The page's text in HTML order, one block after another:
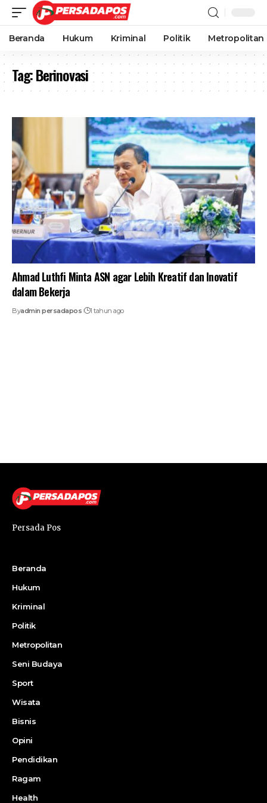
Beranda Hukum Kriminal Politik Metropolitan
Tag:Berinovasi
Ahmad Luthfi Minta ASN agar Lebih Kreatif dan Inovatif
dalam Bekerja
Byadmin persadapos 1 tahun ago
Persada Pos
Beranda
Hukum
Kriminal
Politik
Metropolitan
Seni Budaya
Sport
Wisata
Bisnis
Opini
Pendidikan
Ragam
Health